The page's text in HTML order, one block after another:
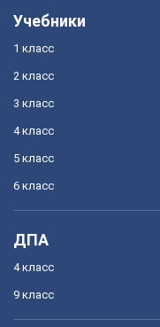
Учебники
1 класс
2 класс
3 класс
4 класс
5 класс
6 класс
ДПА
4 класс
9 класс